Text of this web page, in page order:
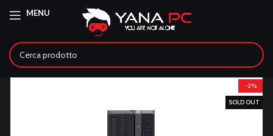
MENU
-2%
SOLD OUT